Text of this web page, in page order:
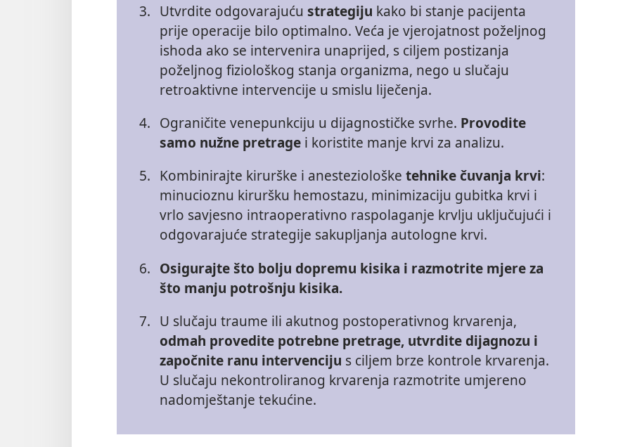
3. Utvrdite odgovarajuću strategiju kako bi stanje pacijenta
prije operacije bilo optimalno. Veća je vjerojatnost poželjnog
ishoda ako se intervenira unaprijed, s ciljem postizanja
poželjnog fiziološkog stanja organizma, nego u slučaju
retroaktivne intervencije u smislu liječenja.
4. Ograničite venepunkciju u dijagnostičke svrhe. Provodite
samo nužne pretragei koristite manje krvi za analizu.
5. Kombinirajte kirurške i anesteziološke tehnike čuvanja krvi:
minucioznu kiruršku hemostazu, minimizaciju gubitka krvi i
vrlo savjesno intraoperativno raspolaganje krvlju uključujući i
odgovarajuće strategije sakupljanja autologne krvi.
6. Osigurajte što bolju dopremu kisika i razmotrite mjere za
što manju potrošnju kisika.
7. U slučaju traume ili akutnog postoperativnog krvarenja,
odmah provedite potrebne pretrage, utvrdite dijagnozu i
započnite ranu intervenciju s ciljem brze kontrole krvarenja.
U slučaju nekontroliranog krvarenja razmotrite umjereno
nadomještanje tekućine.